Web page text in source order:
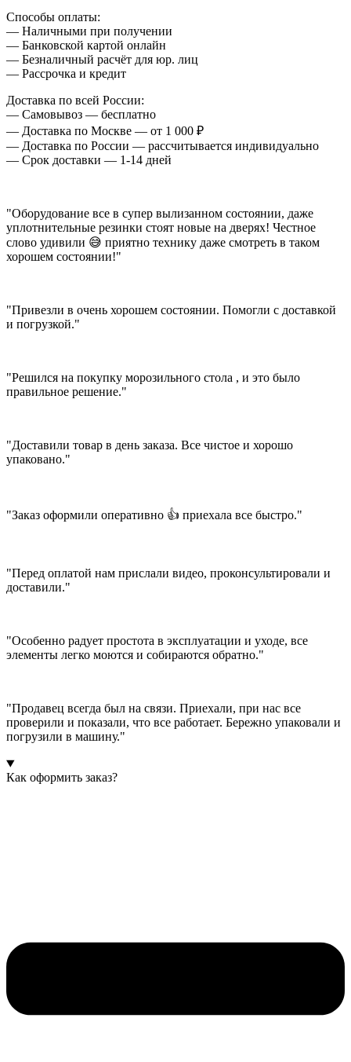
Способы оплаты:
— Наличными при получении
— Банковской картой онлайн
— Безналичный расчёт для юр. лиц
— Рассрочка и кредит
Доставка по всей России:
— Самовывоз — бесплатно
— Доставка по Москве — от 1 000 ₽
— Доставка по России — рассчитывается индивидуально
— Срок доставки — 1-14 дней
"Оборудование все в супер вылизанном состоянии, даже
уплотнительные резинки стоят новые на дверях! Честное
слово удивили 😅 приятно технику даже смотреть в таком
хорошем состоянии!"
"Привезли в очень хорошем состоянии. Помогли с доставкой
и погрузкой."
"Решился на покупку морозильного стола , и это было
правильное решение."
"Доставили товар в день заказа. Все чистое и хорошо
упаковано."
"Заказ оформили оперативно 👍 приехала все быстро."
"Перед оплатой нам прислали видео, проконсультировали и
доставили."
"Особенно радует простота в эксплуатации и уходе, все
элементы легко моются и собираются обратно."
"Продавец всегда был на связи. Приехали, при нас все
проверили и показали, что все работает. Бережно упаковали и
погрузили в машину."
Как оформить заказ?